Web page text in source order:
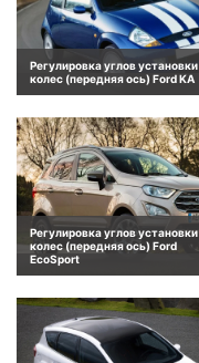
Регулировка углов установки
колес (передняя ось) Ford KA
Регулировка углов установки
колес (передняя ось) Ford
EcoSport